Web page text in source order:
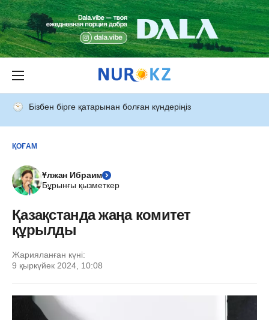
Бізбен бірге қатарынан болған күндеріңіз
ҚОҒАМ
Ұлжан Ибраим
Бұрынғы қызметкер
Қазақстанда жаңа комитет
құрылды
Жарияланған күні:
9 қыркүйек 2024, 10:08